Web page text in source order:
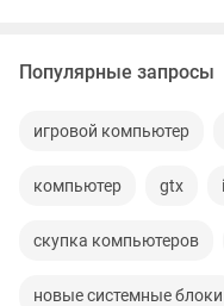
Популярные запросы
игровой компьютер
компьютер gtx
скупка компьютеров
новые системные блоки